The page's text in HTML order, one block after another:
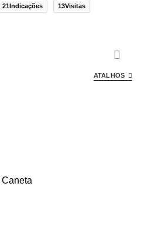
21Indicações 13Visitas
ATALHOS
Caneta